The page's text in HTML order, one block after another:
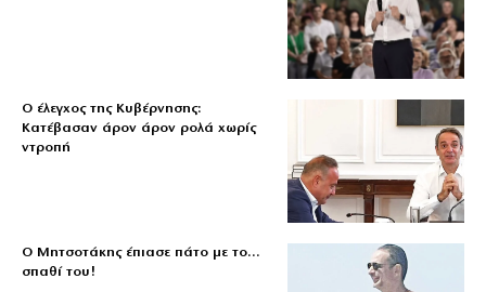
Ο έλεγχος της Κυβέρνησης:
Κατέβασαν άρον άρον ρολά χωρίς
ντροπή
Ο Μητσοτάκης έπιασε πάτο με το…
σπαθί του!